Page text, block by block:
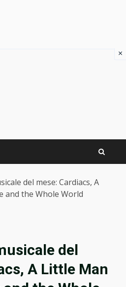
del mese: Cardiacs, A
and the Whole World
del
A Little Man
×